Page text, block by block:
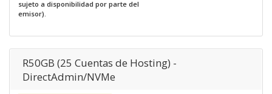
sujeto a disponibilidad por parte del
emisor).
R50GB (25 Cuentas de Hosting) -
DirectAdmin/NVMe